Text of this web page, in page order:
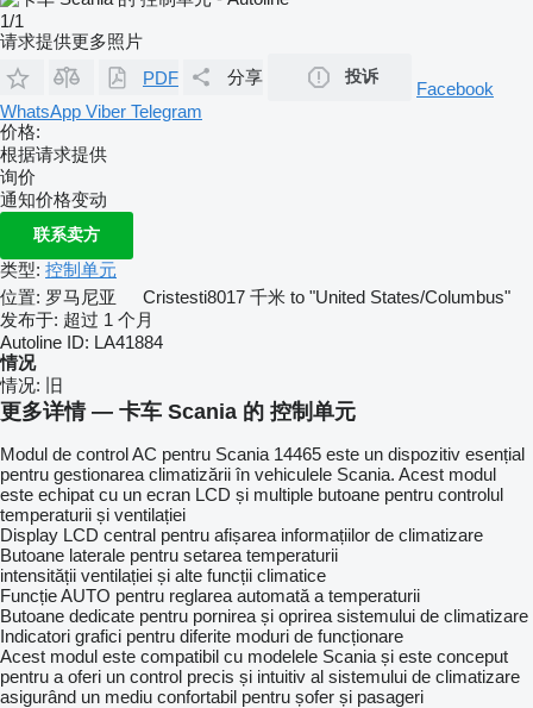
1/1
请求提供更多照片
PDF
分享 投诉
Facebook
WhatsApp Viber Telegram
价格:
根据请求提供
询价
通知价格变动
联系卖方
类型: 控制单元
位置: 罗马尼亚 Cristesti8017 千米 to "United States/Columbus"
发布于: 超过 1 个月
Autoline ID: LA41884
情况
情况: 旧
更多详情 — 卡车 Scania 的 控制单元
Modul de control AC pentru Scania 14465 este un dispozitiv esențial
pentru gestionarea climatizării în vehiculele Scania. Acest modul
este echipat cu un ecran LCD și multiple butoane pentru controlul
temperaturii și ventilației
Display LCD central pentru afișarea informațiilor de climatizare
Butoane laterale pentru setarea temperaturii
intensității ventilației și alte funcții climatice
Funcție AUTO pentru reglarea automată a temperaturii
Butoane dedicate pentru pornirea și oprirea sistemului de climatizare
Indicatori grafici pentru diferite moduri de funcționare
Acest modul este compatibil cu modelele Scania și este conceput
pentru a oferi un control precis și intuitiv al sistemului de climatizare
asigurând un mediu confortabil pentru șofer și pasageri